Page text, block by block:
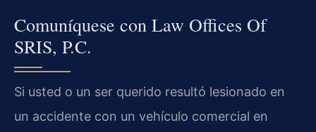
Comuníquese con Law Offices Of
SRIS, P.C.
Si usted o un ser querido resultó lesionado en
un accidente con un vehículo comercial en